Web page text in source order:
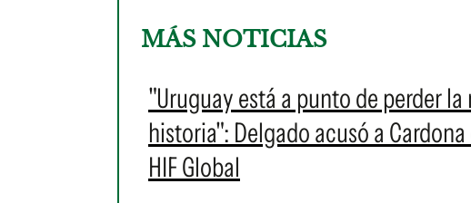
MÁS NOTICIAS
"Uruguay está a punto de perder
historia": Delgado acusó a
HIF Global